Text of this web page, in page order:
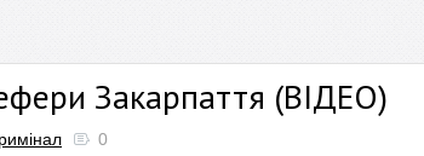
Закарпаття (ВІДЕО)
0